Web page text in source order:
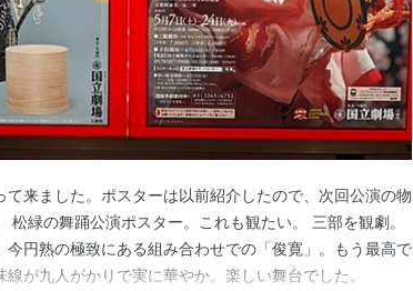
て来ました。ポスターは以前紹介したので、次回公演の物
松緑の舞踊公演ポスター。これも観たい。 三部を観劇。
今円熟の極致にある組み合わせでの「俊寛」。もう最高で
が九人がかりで実に華やか。楽しい舞台でした。